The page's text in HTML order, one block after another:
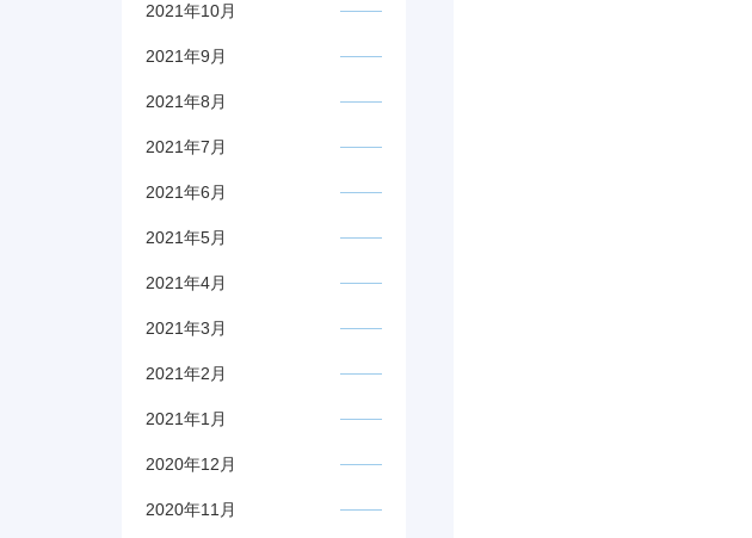
2021年10月
2021年9月
2021年8月
2021年7月
2021年6月
2021年5月
2021年4月
2021年3月
2021年2月
2021年1月
2020年12月
2020年11月